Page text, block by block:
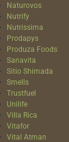
Naturovos
Nutrify
Nutrissima
Prodapys
Produza Foods
Sanavita
Sitio Shimada
Smells
Trustfuel
Unilife
Villa Rica
Vitafor
Vital Atman